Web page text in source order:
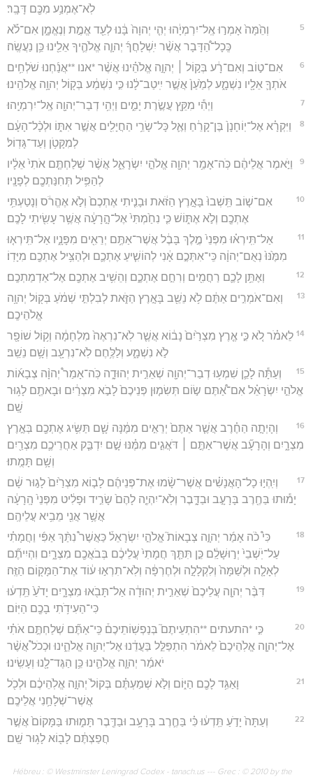
לֹֽא־אֶמְנַ֥ע מִכֶּ֖ם דָּבָֽר׃
5
וְהֵ֙מָּה֙ אָמְר֣וּ אֶֽל־יִרְמְיָ֔הוּ יְהִ֤י יְהוָה֙ בָּ֔נוּ לְעֵ֖ד אֱמֶ֣ת וְנֶאֱמָ֑ן אִם־לֹ֡א
כְּֽכָל־הַ֠דָּבָר אֲשֶׁ֨ר יִֽשְׁלָחֲךָ֜ יְהוָ֧ה אֱלֹהֶ֛יךָ אֵלֵ֖ינוּ כֵּ֥ן נַעֲשֶֽׂה׃
6
אִם־ט֣וֹב וְאִם־רָ֔ע בְּק֣וֹל ׀ יְהוָ֣ה אֱלֹהֵ֗ינוּ אֲשֶׁ֨ר *אנו **אֲנַ֜חְנוּ שֹׁלְחִ֥ים
אֹתְךָ֛ אֵלָ֖יו נִשְׁמָ֑ע לְמַ֙עַן֙ אֲשֶׁ֣ר יִֽיטַב־לָ֔נוּ כִּ֣י נִשְׁמַ֔ע בְּק֖וֹל יְהוָ֥ה אֱלֹהֵֽינוּ׃
7 וַיְהִ֕י מִקֵּ֖ץ עֲשֶׂ֣רֶת יָמִ֑ים וַיְהִ֥י דְבַר־יְהוָ֖ה אֶֽל־יִרְמְיָֽהוּ׃
8
וַיִּקְרָ֗א אֶל־יֽוֹחָנָן֙ בֶּן־קָרֵ֔חַ וְאֶ֛ל כָּל־שָׂרֵ֥י הַחֲיָלִ֖ים אֲשֶׁ֣ר אִתּ֑וֹ וּלְכָ֨ל־הָעָ֔ם
לְמִקָּטֹ֥ן וְעַד־גָּדֽוֹל׃
9
וַיֹּ֣אמֶר אֲלֵיהֶ֔ם כֹּֽה־אָמַ֥ר יְהוָ֖ה אֱלֹהֵ֣י יִשְׂרָאֵ֑ל אֲשֶׁ֨ר שְׁלַחְתֶּ֤ם אֹתִי֙ אֵלָ֔יו
לְהַפִּ֥יל תְּחִנַּתְכֶ֖ם לְפָנָֽיו׃
10
אִם־שׁ֤וֹב תֵּֽשְׁבוּ֙ בָּאָ֣רֶץ הַזֹּ֔את וּבָנִ֤יתִי אֶתְכֶם֙ וְלֹ֣א אֶהֱרֹ֔ס וְנָטַעְתִּ֥י
אֶתְכֶ֖ם וְלֹ֣א אֶתּ֑וֹשׁ כִּ֤י נִחַ֙מְתִּי֙ אֶל־הָ֣רָעָ֔ה אֲשֶׁ֥ר עָשִׂ֖יתִי לָכֶֽם׃
11
אַל־תִּֽירְא֗וּ מִפְּנֵי֙ מֶ֣לֶךְ בָּבֶ֔ל אֲשֶׁר־אַתֶּ֥ם יְרֵאִ֖ים מִפָּנָ֑יו אַל־תִּֽירְא֤וּ
מִמֶּ֙נּוּ֙ נְאֻם־יְהוָ֔ה כִּֽי־אִתְּכֶ֣ם אָ֔נִי לְהוֹשִׁ֧יעַ אֶתְכֶ֛ם וּלְהַצִּ֥יל אֶתְכֶ֖ם מִיָּדֽוֹ׃
12 וְאֶתֵּ֥ן לָכֶ֛ם רַחֲמִ֖ים וְרִחַ֣ם אֶתְכֶ֑ם וְהֵשִׁ֥יב אֶתְכֶ֖ם אֶל־אַדְמַתְכֶֽם׃
13
וְאִם־אֹמְרִ֣ים אַתֶּ֔ם לֹ֥א נֵשֵׁ֖ב בָּאָ֣רֶץ הַזֹּ֑את לְבִלְתִּ֣י שְׁמֹ֔עַ בְּק֖וֹל יְהוָ֥ה
אֱלֹהֵיכֶֽם׃
14 לֵאמֹ֗ר לֹ֚א כִּ֣י אֶ֤רֶץ מִצְרַ֙יִם֙ נָב֔וֹא אֲשֶׁ֤ר לֹֽא־נִרְאֶה֙ מִלְחָמָ֔ה וְק֥וֹל שׁוֹפָ֖ר
לֹ֣א נִשְׁמָ֑ע וְלַלֶּ֥חֶם לֹֽא־נִרְעָ֖ב וְשָׁ֥ם נֵשֵֽׁב׃
15
וְעַתָּ֕ה לָכֵ֛ן שִׁמְע֥וּ דְבַר־יְהוָ֖ה שְׁאֵרִ֣ית יְהוּדָ֑ה כֹּֽה־אָמַר֩ יְהוָ֨ה צְבָא֜וֹת
אֱלֹהֵ֣י יִשְׂרָאֵ֗ל אִם־אַ֠תֶּם שׂ֣וֹם תְּשִׂמ֤וּן פְּנֵיכֶם֙ לָבֹ֣א מִצְרַ֔יִם וּבָאתֶ֖ם לָג֥וּר
שָֽׁם׃
16
וְהָיְתָ֣ה הַחֶ֗רֶב אֲשֶׁ֤ר אַתֶּם֙ יְרֵאִ֣ים מִמֶּ֔נָּה שָׁ֛ם תַּשִּׂ֥יג אֶתְכֶ֖ם בְּאֶ֣רֶץ
מִצְרָ֑יִם וְהָרָעָ֞ב אֲשֶׁר־אַתֶּ֣ם ׀ דֹּאֲגִ֣ים מִמֶּ֗נּוּ שָׁ֣ם יִדְבַּ֧ק אַחֲרֵיכֶ֛ם מִצְרַ֖יִם
וְשָׁ֥ם תָּמֻֽתוּ׃
17
וְיִֽהְי֣וּ כָל־הָאֲנָשִׁ֗ים אֲשֶׁר־שָׂ֨מוּ אֶת־פְּנֵיהֶ֜ם לָב֤וֹא מִצְרַ֙יִם֙ לָג֣וּר שָׁ֔ם
יָמ֕וּתוּ בַּחֶ֖רֶב בָּרָעָ֣ב וּבַדָּ֑בֶר וְלֹֽא־יִהְיֶ֤ה לָהֶם֙ שָׂרִ֣יד וּפָלִ֔יט מִפְּנֵי֙ הָֽרָעָ֔ה
אֲשֶׁ֥ר אֲנִ֖י מֵבִ֥יא עֲלֵיהֶֽם׃
18
כִּי֩ כֹ֨ה אָמַ֜ר יְהוָ֣ה צְבָאוֹת֮ אֱלֹהֵ֣י יִשְׂרָאֵל֒ כַּאֲשֶׁר֩ נִתַּ֨ךְ אַפִּ֜י וַחֲמָתִ֗י
עַל־יֹֽשְׁבֵי֙ יְר֣וּשָׁלִַ֔ם כֵּ֣ן תִּתַּ֤ךְ חֲמָתִי֙ עֲלֵיכֶ֔ם בְּבֹאֲכֶ֖ם מִצְרָ֑יִם וִהְיִיתֶ֞ם
לְאָלָ֤ה וּלְשַׁמָּה֙ וְלִקְלָלָ֣ה וּלְחֶרְפָּ֔ה וְלֹֽא־תִרְא֣וּ ע֔וֹד אֶת־הַמָּק֖וֹם הַזֶּֽה׃
19
דִּבֶּ֨ר יְהוָ֤ה עֲלֵיכֶם֙ שְׁאֵרִ֣ית יְהוּדָ֔ה אַל־תָּבֹ֖אוּ מִצְרָ֑יִם יָדֹ֙עַ֙ תֵּֽדְע֔וּ
כִּי־הַעִידֹ֥תִי בָכֶ֖ם הַיּֽוֹם׃
20
כִּ֣י *התעתים **הִתְעֵיתֶם֮ בְּנַפְשֽׁוֹתֵיכֶם֒ כִּֽי־אַתֶּ֞ם שְׁלַחְתֶּ֣ם אֹתִ֗י
אֶל־יְהוָ֤ה אֱלֹֽהֵיכֶם֙ לֵאמֹ֔ר הִתְפַּלֵּ֣ל בַּעֲדֵ֔נוּ אֶל־יְהוָ֖ה אֱלֹהֵ֑ינוּ וּכְכֹל֩ אֲשֶׁ֨ר
יֹאמַ֜ר יְהוָ֧ה אֱלֹהֵ֛ינוּ כֵּ֥ן הַגֶּד־לָ֖נוּ וְעָשִֽׂינוּ׃
21
וָאַגִּ֥ד לָכֶ֖ם הַיּ֑וֹם וְלֹ֣א שְׁמַעְתֶּ֗ם בְּקוֹל֙ יְהוָ֣ה אֱלֹֽהֵיכֶ֔ם וּלְכֹ֖ל
אֲשֶׁר־שְׁלָחַ֥נִי אֲלֵיכֶֽם׃
22
וְעַתָּה֙ יָדֹ֣עַ תֵּֽדְע֔וּ כִּ֗י בַּחֶ֛רֶב בָּרָעָ֥ב וּבַדֶּ֖בֶר תָּמ֑וּתוּ בַּמָּקוֹם֙ אֲשֶׁ֣ר
חֲפַצְתֶּ֔ם לָב֖וֹא לָג֥וּר שָֽׁם׃
Hébreu : © Westminster Leningrad Codex - tanach.us --- Grec : © 2010 by the